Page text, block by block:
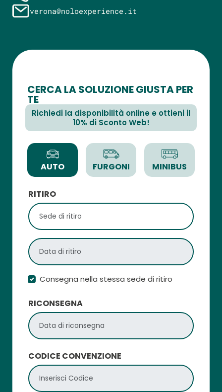
verona@noloexperience.it
CERCA LA SOLUZIONE GIUSTA PER
TE
Richiedi la disponibilità online e ottieni il
10% di Sconto Web!
AUTO FURGONI MINIBUS
RITIRO
Consegna nella stessa sede di ritiro
RICONSEGNA
CODICE CONVENZIONE